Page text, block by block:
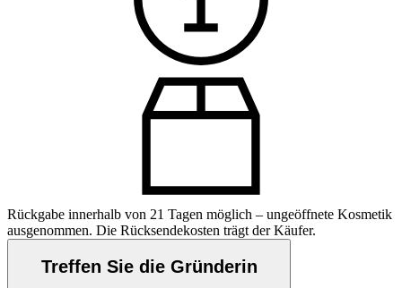
Rückgabe innerhalb von 21 Tagen möglich – ungeöffnete Kosmetik
ausgenommen. Die Rücksendekosten trägt der Käufer.
Treffen Sie die Gründerin